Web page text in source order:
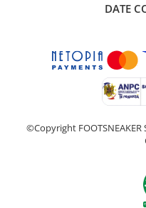
DATE
©Copyright FOOTSNEAKER